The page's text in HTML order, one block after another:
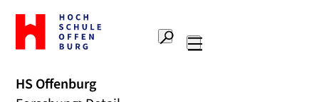
Zur
Startseite
Hochschule
Suche
HS Offenburg